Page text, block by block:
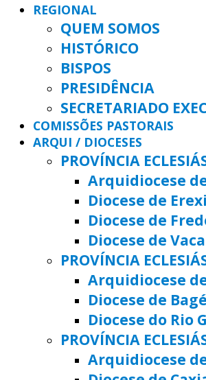
REGIONAL
QUEM SOMOS
HISTÓRICO
BISPOS
PRESIDÊNCIA
SECRETARIADO
COMISSÕES PASTORAIS
ARQUI / DIOCESES
PROVÍNCIA
Arquidiocese
Diocese de
Diocese de
Diocese de
PROVÍNCIA
Arquidiocese
Diocese de Bagé
Diocese do Rio
PROVÍNCIA
Arquidiocese